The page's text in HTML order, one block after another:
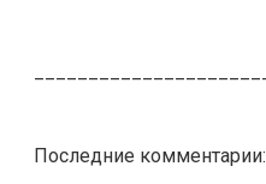
Последние комментарии: